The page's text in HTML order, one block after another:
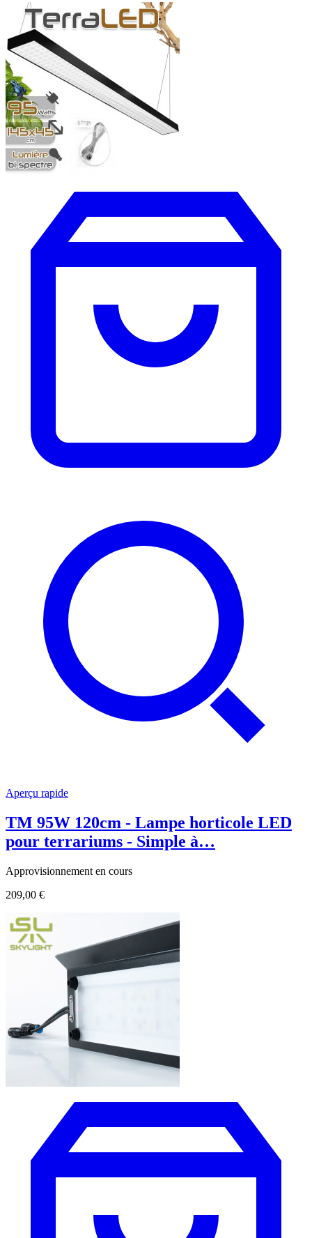
Aperçu rapide
TM 95W 120cm - Lampe horticole LED
pour terrariums - Simple à…
Approvisionnement en cours
209,00 €